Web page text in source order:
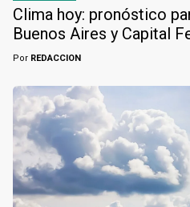
Clima hoy: pronóstico
Buenos Aires y Capital
Por REDACCION